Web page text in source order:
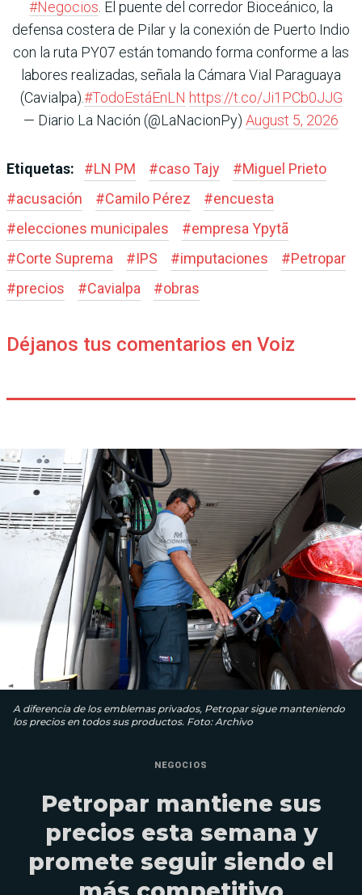
#Negocios . El puente del corredor Bioceánico, la
defensa costera de Pilar y la conexión de Puerto Indio
con la ruta PY07 están tomando forma conforme a las
labores realizadas, señala la Cámara Vial Paraguaya
(Cavialpa).#TodoEstáEnLN https://t.co/Ji1PCb0JJG
— Diario La Nación (@LaNacionPy) August 5, 2026
Etiquetas: #LN PM #caso Tajy #Miguel Prieto
#acusación #Camilo Pérez #encuesta
#elecciones municipales #empresa Ypytã
#Corte Suprema #IPS #imputaciones #Petropar
#precios #Cavialpa #obras
Déjanos tus comentarios en Voiz
A diferencia de los emblemas privados, Petropar sigue manteniendo
los precios en todos sus productos. Foto: Archivo
NEGOCIOS
Petropar mantiene sus
precios esta semana y
promete seguir siendo el